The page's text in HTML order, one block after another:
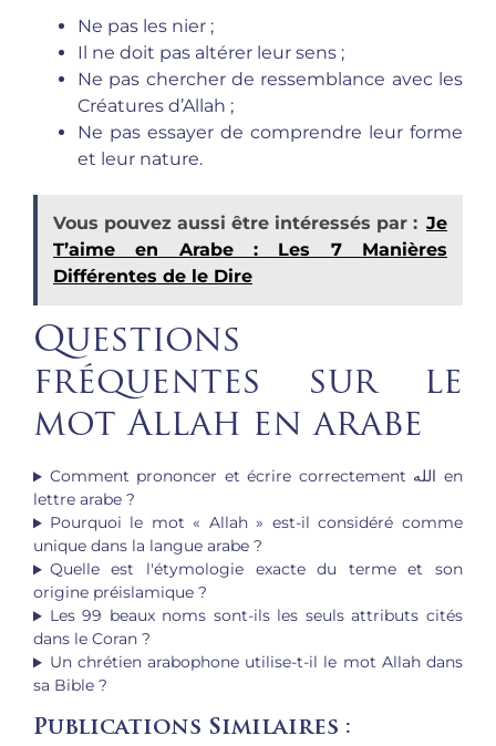
Ne pas les nier ;
Il ne doit pas altérer leur sens ;
Ne pas chercher de ressemblance avec les
Créatures d’Allah ;
Ne pas essayer de comprendre leur forme
et leur nature.
Vous pouvez aussi être intéressés par : Je
T’aime en Arabe : Les 7 Manières
Différentes de le Dire
Questions
fréquentes sur le
mot Allah en arabe
Comment prononcer et écrire correctement الله en
lettre arabe ?
Pourquoi le mot « Allah » est-il considéré comme
unique dans la langue arabe ?
Quelle est l'étymologie exacte du terme et son
origine préislamique ?
Les 99 beaux noms sont-ils les seuls attributs cités
dans le Coran ?
Un chrétien arabophone utilise-t-il le mot Allah dans
sa Bible ?
Publications Similaires :